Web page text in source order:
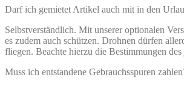
Darf ich gemietet Artikel auch mit in den
Selbstverständlich. Mit unserer optionalen
es zudem auch schützen. Drohnen dürfen
fliegen. Beachte hierzu die Bestimmungen
Muss ich entstandene Gebrauchsspuren